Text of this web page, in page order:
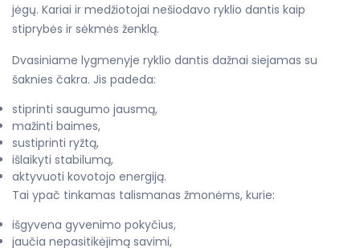
jėgų. Kariai ir medžiotojai nešiodavo ryklio dantis kaip
stiprybės ir sėkmės ženklą.
Dvasiniame lygmenyje ryklio dantis dažnai siejamas su
šaknies čakra. Jis padeda:
stiprinti saugumo jausmą,
mažinti baimes,
sustiprinti ryžtą,
išlaikyti stabilumą,
aktyvuoti kovotojo energiją.
Tai ypač tinkamas talismanas žmonėms, kurie:
išgyvena gyvenimo pokyčius,
jaučia nepasitikėjimą savimi,